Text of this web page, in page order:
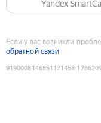
Yandex
Если у вас возникли
обратной связи
9190008146851171458: